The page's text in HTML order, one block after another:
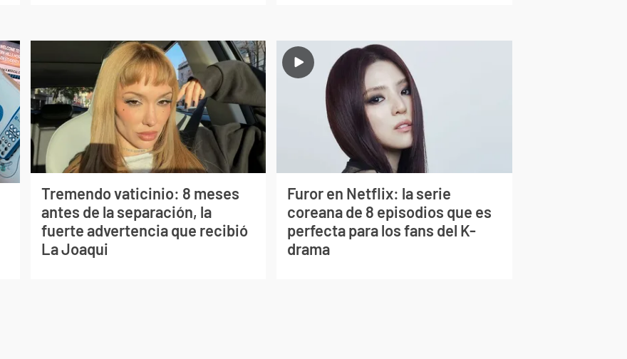
Tremendo vaticinio: 8 meses
antes de la separación, la
fuerte advertencia que recibió
La Joaqui
Furor en Netflix: la serie
coreana de 8 episodios que es
perfecta para los fans del K-
drama